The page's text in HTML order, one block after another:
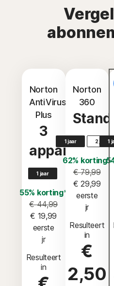
Norton
AntiVirus
Plus
3
apparaten
1 jaar
55% korting*
€ 44,99
€ 19,99
jr
Resulteert
in
Norton
360
1 jaar 2 jaar
62% korting*
€ 79,99
€ 29,99
eerste
jr
Resulteert
in
€
2,50
1